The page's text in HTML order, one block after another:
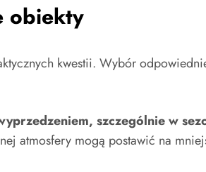
obiekty
kwestii. Wybór
szczególnie w
atmosfery mogą postawić na